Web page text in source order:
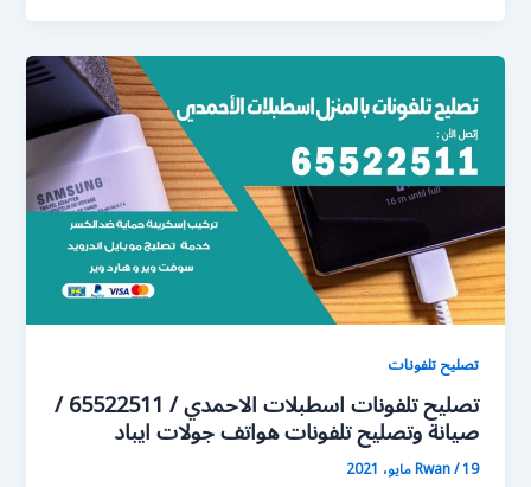
تصليح تلفونات
تصليح تلفونات اسطبلات الاحمدي / 65522511 /
صيانة وتصليح تلفونات هواتف جولات ايباد
Rwan/19 مايو، 2021